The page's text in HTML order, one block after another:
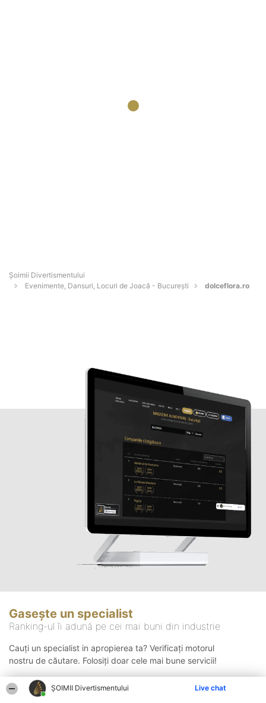
ŞOIMII Divertismentului Live chat
Şoimii Divertismentului
Evenimente, Dansuri, Locuri de Joacă - Bucureşti
dolceflora.ro
Gasește un specialist
Ranking-ul îi adună pe cei mai buni din industrie
Cauți un specialist in apropierea ta? Verificați motorul
nostru de căutare. Folosiți doar cele mai bune servicii!